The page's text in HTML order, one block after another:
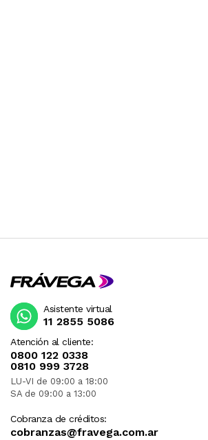
Atención al cliente:
0800 122 0338
0810 999 3728
LU-VI de 09:00 a 18:00
SA de 09:00 a 13:00
Cobranza de créditos:
cobranzas@fravega.com.ar
Asistente virtual
11 2855 5086